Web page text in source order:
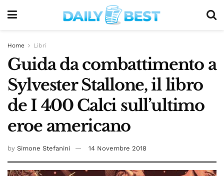
Home Libri
Guida da combattimento a
Sylvester Stallone, il libro
de I 400 Calci sull’ultimo
eroe americano
by Simone Stefanini 14 Novembre 2018